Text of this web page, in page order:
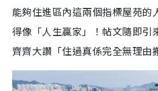
能夠住進區內這兩個指標屋苑的
得像「人生贏家」！帖文隨即引
齊齊大讚「住過真係完全無理由